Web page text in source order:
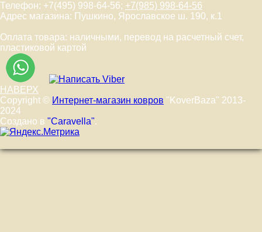
Телефон: +7(495) 998-64-56; +7(985) 998-64-56
Адрес магазина: Пушкино, Ярославское ш. 190, к.1
Оплата товара: наличными, перевод на расчетный счет,
пластиковой картой
НАВЕРХ
Copyright © Интернет-магазин ковров "KoverBaza" 2013-
2024
Создано в "Caravella".